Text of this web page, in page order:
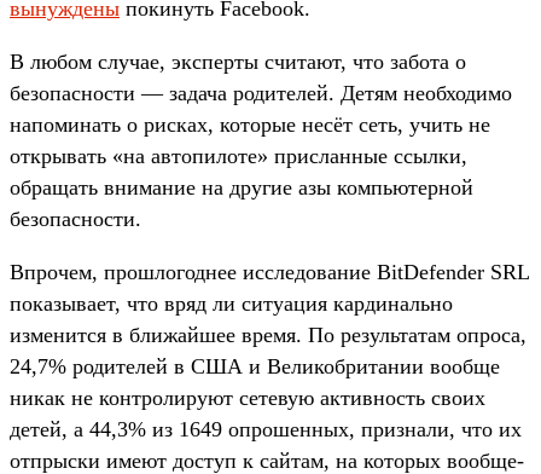
вынуждены покинуть Facebook.
В любом случае, эксперты считают, что забота о
безопасности — задача родителей. Детям необходимо
напоминать о рисках, которые несёт сеть, учить не
открывать «на автопилоте» присланные ссылки,
обращать внимание на другие азы компьютерной
безопасности.
Впрочем, прошлогоднее исследование BitDefender SRL
показывает, что вряд ли ситуация кардинально
изменится в ближайшее время. По результатам опроса,
24,7% родителей в США и Великобритании вообще
никак не контролируют сетевую активность своих
детей, а 44,3% из 1649 опрошенных, признали, что их
отпрыски имеют доступ к сайтам, на которых вообще-